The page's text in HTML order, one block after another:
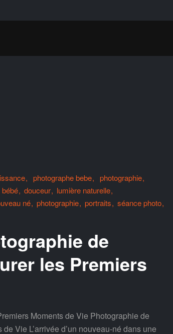
photographe bebe
photographie
bébé douceur
lumière naturelle
né photographie portraits
séance photo
de
les Premiers
Moments de Vie Photographie de
Vie L’arrivée d’un nouveau-né dans une